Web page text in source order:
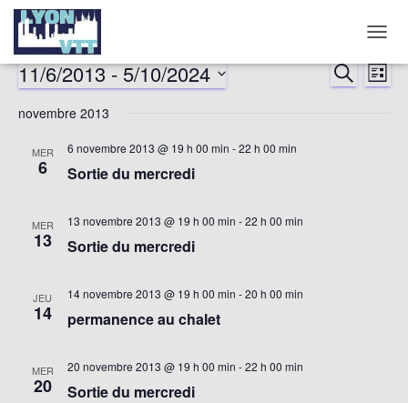
LA
RECHERCHE
LISTE
11/6/2013 - 5/10/2024
une
novembre 2013
MER
6
6 novembre 2013 @ 19 h 00 min -22 h 00 min
Sortie du mercredi
MER
13
13 novembre 2013 @ 19 h 00 min -22 h 00 min
Sortie du mercredi
JEU
14
14 novembre 2013 @ 19 h 00 min -20 h 00 min
permanence au chalet
MER
20
20 novembre 2013 @ 19 h 00 min -22 h 00 min
Sortie du mercredi